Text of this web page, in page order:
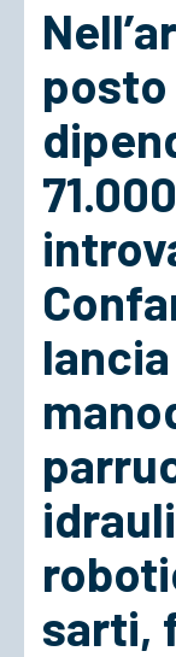
Cosa Facciamo
ACCEDI
posto
lancia
sarti,